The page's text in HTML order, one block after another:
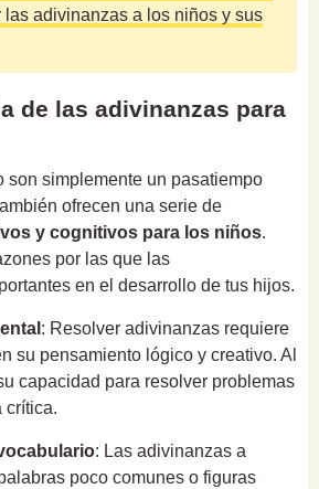
las adivinanzas a los niños y sus
de las adivinanzas para
son simplemente un pasatiempo
ofrecen una serie de
y cognitivos para los niños.
por las que las
en el desarrollo de tus hijos.
: Resolver adivinanzas requiere
su pensamiento lógico y creativo. Al
capacidad para resolver problemas
crítica.
: Las adivinanzas a
poco comunes o figuras